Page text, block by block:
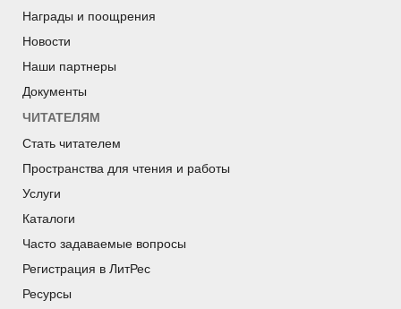
Награды и поощрения
Новости
Наши партнеры
Документы
ЧИТАТЕЛЯМ
Стать читателем
Пространства для чтения и работы
Услуги
Каталоги
Часто задаваемые вопросы
Регистрация в ЛитРес
Ресурсы